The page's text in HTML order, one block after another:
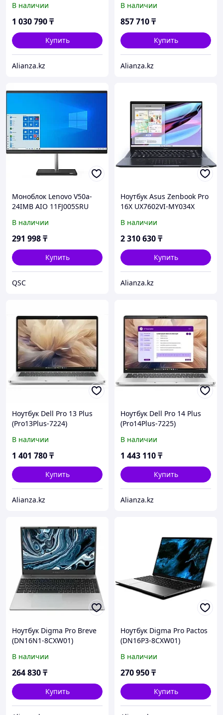
M001E0_Win11Pro)
В наличии
1 030 790₸
Купить
Alianza.kz
В наличии
857 710₸
Купить
Alianza.kz
Моноблок Lenovo V50a-
24IMB AIO 11FJ005SRU
256SSD
В наличии
291 998₸
Купить
QSC
Ноутбук Asus Zenbook Pro
16X UX7602VI-MY034X
В наличии
2 310 630₸
Купить
Alianza.kz
Ноутбук Dell Pro 13 Plus
(Pro13Plus-7224)
В наличии
1 401 780₸
Купить
Alianza.kz
Ноутбук Dell Pro 14 Plus
(Pro14Plus-7225)
В наличии
1 443 110₸
Купить
Alianza.kz
Ноутбук Digma Pro Breve
(DN16N1-8CXW01)
В наличии
264 830₸
Купить
Ноутбук Digma Pro Pactos
(DN16P3-8CXW01)
В наличии
270 950₸
Купить